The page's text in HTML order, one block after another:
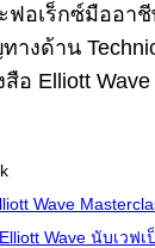
ฟอเร็กซ์มืออา
างด้าน
อ Elliott Wave
Wave
Wave นับเวฟ